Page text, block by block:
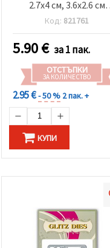
2.7x4 см, 3.6x2.6 см
животни
Код: 821761
5.90€ за 1 пак.
ОТСТЪПКИ
ЗА КОЛИЧЕСТВО
2.95 €- 50 % 2 пак. +
КУПИ